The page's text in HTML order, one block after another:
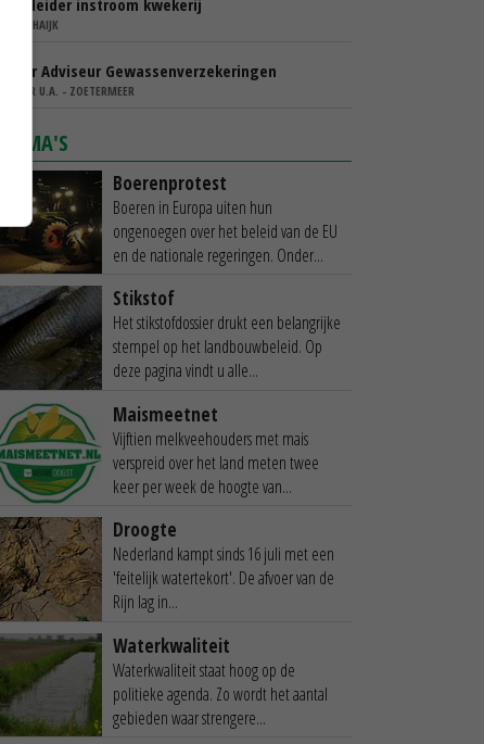
Teamleider instroom kwekerij
IBN - SCHAIJK
Senior Adviseur Gewassenverzekeringen
AGRIVER U.A. - ZOETERMEER
THEMA'S
Boerenprotest
Boeren in Europa uiten hun
ongenoegen over het beleid van de EU
en de nationale regeringen. Onder...
Stikstof
Het stikstofdossier drukt een belangrijke
stempel op het landbouwbeleid. Op
deze pagina vindt u alle...
Maismeetnet
Vijftien melkveehouders met mais
verspreid over het land meten twee
keer per week de hoogte van...
Droogte
Nederland kampt sinds 16 juli met een
'feitelijk watertekort'. De afvoer van de
Rijn lag in...
Waterkwaliteit
Waterkwaliteit staat hoog op de
politieke agenda. Zo wordt het aantal
gebieden waar strengere...